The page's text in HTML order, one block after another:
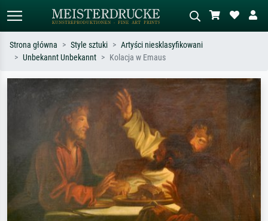
Szukaj wg artysty, tytułu lub stylu – np.
Monet, Gwiaździsta noc,
impresjonizm, fala Hokusaia, akt.
Opisz scenę – np. zielona łąka,
Strona główna Style sztuki
Artyści niesklasyfikowani
Unbekannt Unbekannt
Kolacja w Emaus